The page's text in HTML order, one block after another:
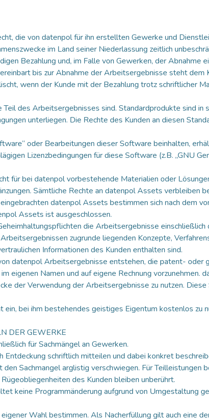
die von datenpol für ihn erstellten Gewerke und
im Land seiner Niederlassung zeitlich
Bezahlung und, im Falle von Gewerken, der Abnahme
bis zur Abnahme der Arbeitsergebnisse steht dem
wenn der Kunde mit der Bezahlung trotz schriftlicher
des Arbeitsergebnisses sind. Standardprodukte sind in
unterliegen. Die Rechte des Kunden an diesen
oder Bearbeitungen dieser Software beinhalten,
Lizenzbedingungen für diese Software (z.B. „GNU
für bei datenpol vorbestehende Materialien oder
Sämtliche Rechte an datenpol Assets verbleiben
datenpol Assets bestimmen sich nach dem
Assets ist ausgeschlossen.
die Arbeitsergebnisse
zugrunde liegenden Konzepte,
Informationen des Kunden enthalten sind.
datenpol Arbeitsergebnisse entstehen, die patent- oder
eigenen Namen und auf eigene Rechnung vorzunehmen.
der Verwendung der Arbeitsergebnisse zu nutzen.
ein, bei ihm bestehendes geistiges Eigentum kostenlos zu
DER GEWERKE
für Sachmängel an Gewerken.
Entdeckung schriftlich mitteilen und dabei konkret
Sachmangel arglistig verschwiegen. Für
des Kunden bleiben unberührt.
keine Programmänderung aufgrund von Umgestaltung
Wahl bestimmen. Als Nacherfüllung gilt auch eine